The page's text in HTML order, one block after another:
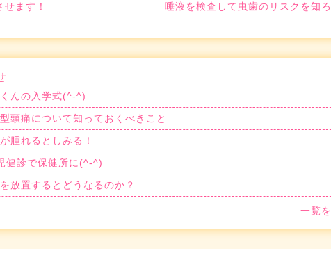
ます！ 唾液を検査して虫歯のリスクを知ろ
んの入学式(^-^)
頭痛について知っておくべきこと
腫れるとしみる！
健診で保健所に(^-^)
放置するとどうなるのか？
一覧